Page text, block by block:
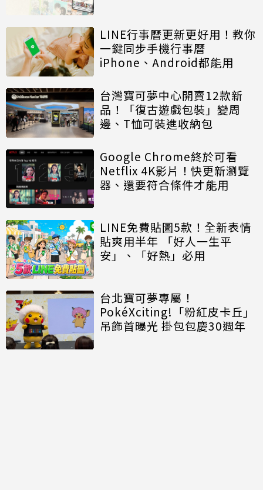
LINE行事曆更新更好用！教你
一鍵同步手機行事曆
iPhone、Android都能用
台灣寶可夢中心開賣12款新
品！「復古遊戲包裝」變周
邊、T恤可裝進收納包
Google Chrome終於可看
Netflix 4K影片！快更新瀏覽
器、還要符合條件才能用
LINE免費貼圖5款！全新表情
貼爽用半年 「好人一生平
安」、「好熱」必用
台北寶可夢專屬！
PokéXciting!「粉紅皮卡丘」
吊飾首曝光 掛包包慶30週年